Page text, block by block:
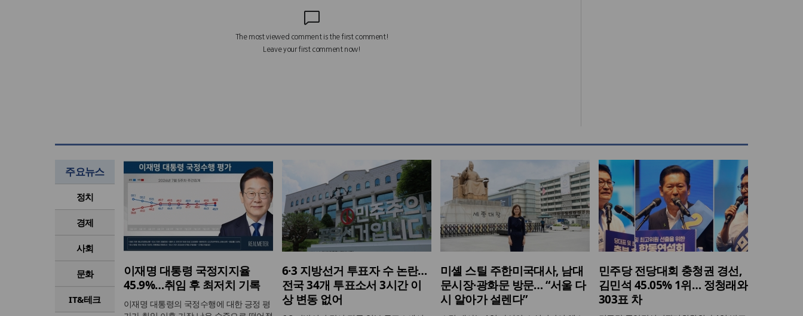
주요뉴스
정치
경제
사회
문화
IT&테크
이재명 대통령 국정지지율
45.9%…취임 후 최저치 기록
이재명 대통령의 국정수행에 대한 긍정 평
6·3 지방선거 투표자 수 논란…
전국 34개 투표소서 3시간 이
상 변동 없어
미셸 스틸 주한미국대사, 남대
문시장·광화문 방문… “서울 다
시 알아가 설렌다”
민주당 전당대회 충청권 경선,
김민석 45.05% 1위… 정청래와
303표 차